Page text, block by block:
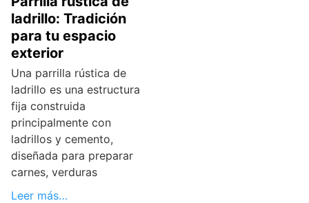
ladrillo: Tradición
para tu espacio
exterior
Una parrilla rústica de
ladrillo es una estructura
fija construida
principalmente con
ladrillos y cemento,
diseñada para preparar
carnes, verduras
Leer más…